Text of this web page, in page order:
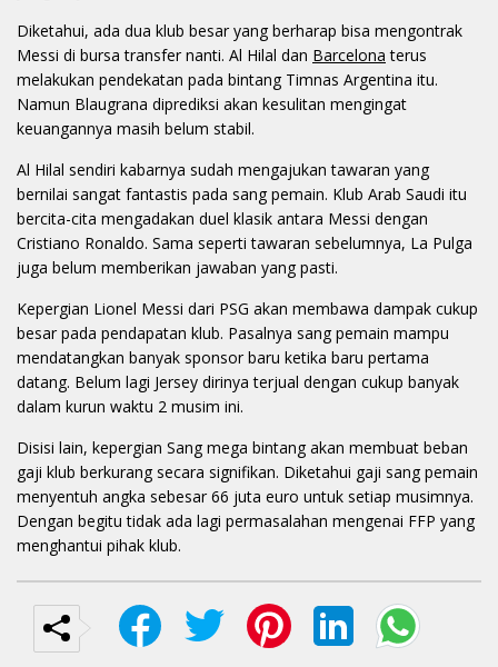
Diketahui, ada dua klub besar yang berharap bisa mengontrak
Messi di bursa transfer nanti. Al Hilal dan Barcelona terus
melakukan pendekatan pada bintang Timnas Argentina itu.
Namun Blaugrana diprediksi akan kesulitan mengingat
keuangannya masih belum stabil.
Al Hilal sendiri kabarnya sudah mengajukan tawaran yang
bernilai sangat fantastis pada sang pemain. Klub Arab Saudi itu
bercita-cita mengadakan duel klasik antara Messi dengan
Cristiano Ronaldo. Sama seperti tawaran sebelumnya, La Pulga
juga belum memberikan jawaban yang pasti.
Kepergian Lionel Messi dari PSG akan membawa dampak cukup
besar pada pendapatan klub. Pasalnya sang pemain mampu
mendatangkan banyak sponsor baru ketika baru pertama
datang. Belum lagi Jersey dirinya terjual dengan cukup banyak
dalam kurun waktu 2 musim ini.
Disisi lain, kepergian Sang mega bintang akan membuat beban
gaji klub berkurang secara signifikan. Diketahui gaji sang pemain
menyentuh angka sebesar 66 juta euro untuk setiap musimnya.
Dengan begitu tidak ada lagi permasalahan mengenai FFP yang
menghantui pihak klub.